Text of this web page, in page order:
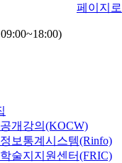
페이지로
개강의(KOCW)
보통계시스템(Rinfo)
술지지원센터(FRIC)